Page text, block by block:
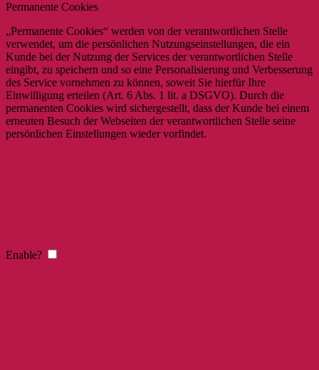
Permanente Cookies
„Permanente Cookies“ werden von der verantwortlichen Stelle
verwendet, um die persönlichen Nutzungseinstellungen, die ein
Kunde bei der Nutzung der Services der verantwortlichen Stelle
eingibt, zu speichern und so eine Personalisierung und Verbesserung
des Service vornehmen zu können, soweit Sie hierfür Ihre
Einwilligung erteilen (Art. 6 Abs. 1 lit. a DSGVO). Durch die
permanenten Cookies wird sichergestellt, dass der Kunde bei einem
erneuten Besuch der Webseiten der verantwortlichen Stelle seine
persönlichen Einstellungen wieder vorfindet.
Enable?